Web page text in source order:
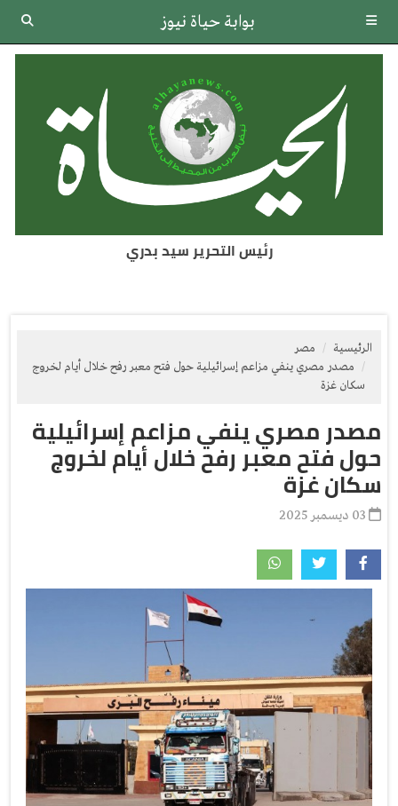
بوابة حياة نيوز
رئيس التحرير سيد بدري
الرئيسية
مصر
مصدر مصري ينفي مزاعم إسرائيلية حول فتح معبر رفح خلال أيام لخروج
سكان غزة
مصدر مصري ينفي مزاعم إسرائيلية
حول فتح معبر رفح خلال أيام لخروج
سكان غزة